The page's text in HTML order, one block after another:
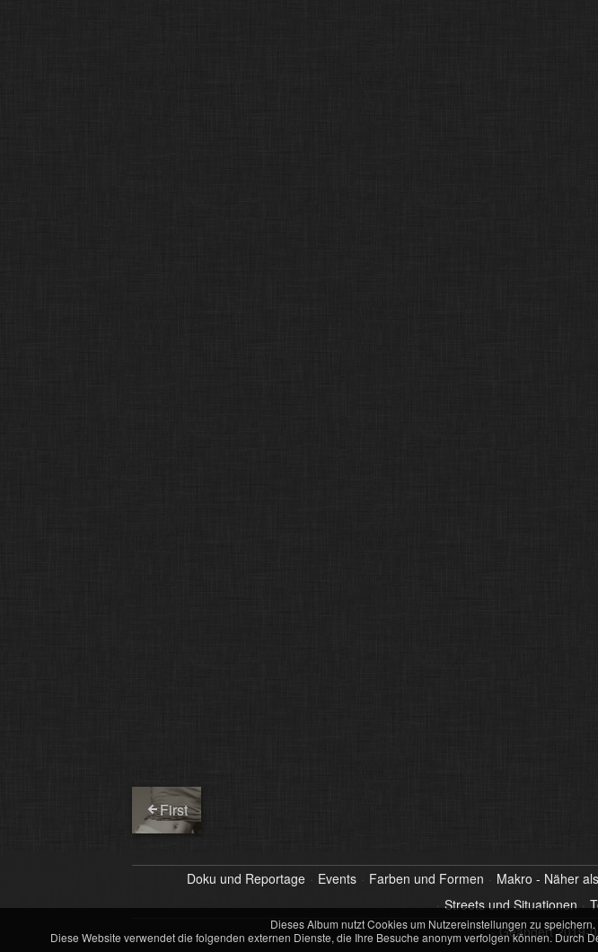
First
Doku und Reportage Events Farben und Formen Makro - Näher
Streets und Situationen
Geändert2019-
Dieses Album nutzt Cookies um Nutzereinstellungen zu
Diese Website verwendet die folgenden externen Dienste, die Ihre Besuche anonym verfolgen können. Durch